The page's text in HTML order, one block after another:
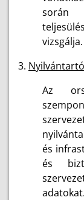
során
vizsgálja.
3.
Az
és
és
adatokat.